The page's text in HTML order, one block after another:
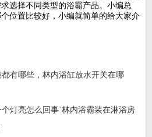
选择不同类型的浴霸产品。小编总
位置比较好，小编就简单的给大家介
有哪些，林内浴缸放水开关在哪
灯亮怎么回事`林内浴霸装在淋浴房